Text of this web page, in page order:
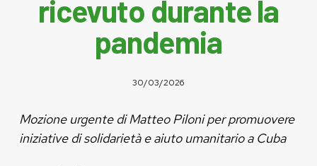
ricevuto durante la
pandemia
30/03/2026
Mozione urgente di Matteo Piloni per promuovere
iniziative di solidarietà e aiuto umanitario a Cuba